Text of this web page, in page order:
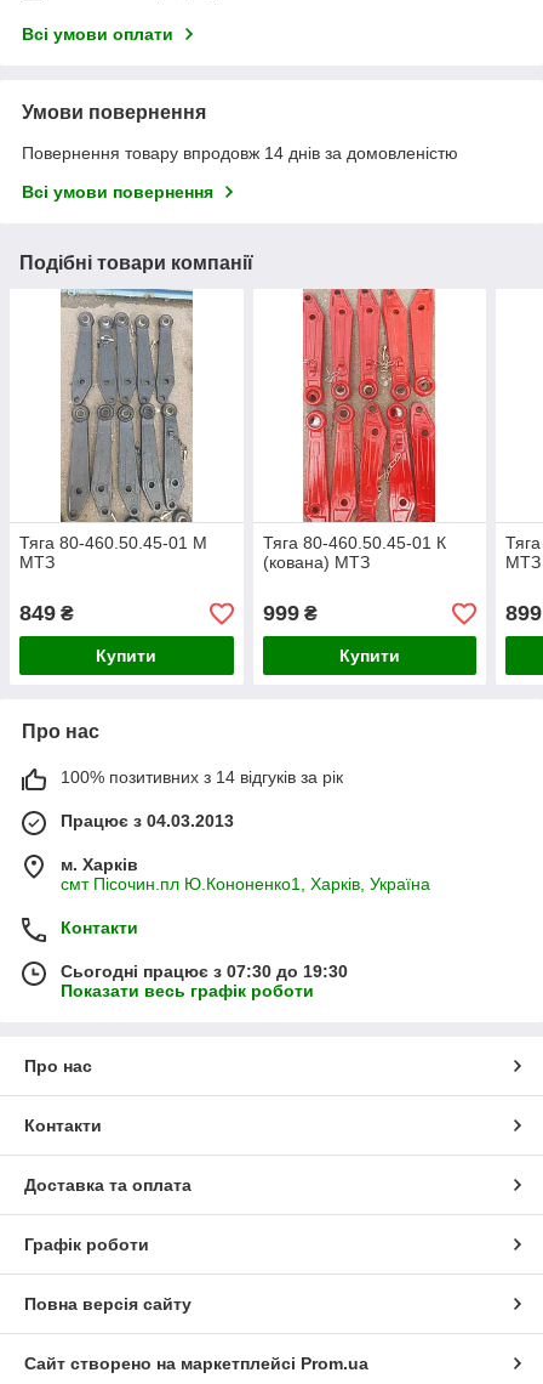
Всі умови оплати
Умови повернення
Повернення товару впродовж 14 днів за домовленістю
Всі умови повернення
Подібні товари компанії
Тяга 80-460.50.45-01 М
МТЗ
849 ₴
Купити
Тяга 80-460.50.45-01 К
(кована) МТЗ
999₴
Купити
МТЗ
899
Про нас
100% позитивних з 14 відгуків за рік
Працює з 04.03.2013
м. Харків
смт Пісочин.пл Ю.Кононенко1, Харків, Україна
Контакти
Сьогодні працює з 07:30 до 19:30
Показати весь графік роботи
Про нас
Контакти
Доставка та оплата
Графік роботи
Повна версія сайту
Сайт створено на маркетплейсі Prom.ua